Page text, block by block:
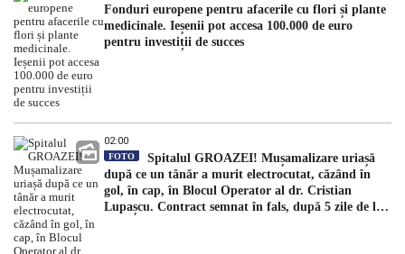
Fonduri europene pentru afacerile cu flori și plante
medicinale. Ieșenii pot accesa 100.000 de euro
pentru investiții de succes
02:00
FOTO
Spitalul GROAZEI! Mușamalizare uriașă
după ce un tânăr a murit electrocutat, căzând în
gol, în cap, în Blocul Operator al dr. Cristian
Lupașcu. Contract semnat în fals, după 5 zile de la